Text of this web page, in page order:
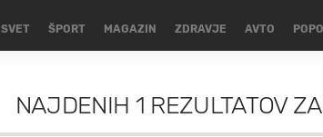
SVET ŠPORT MAGAZIN ZDRAVJE AVTO
NAJDENIH 1 REZULTATOVZA